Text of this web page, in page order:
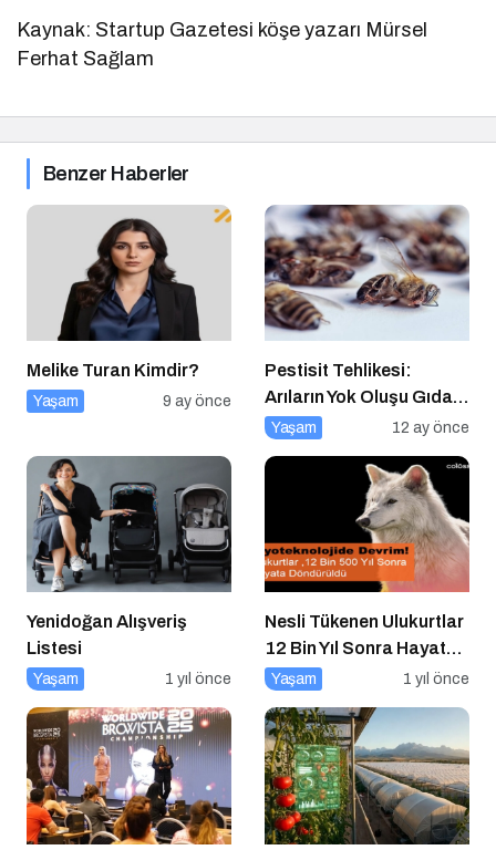
Kaynak: Startup Gazetesi köşe yazarı Mürsel
Ferhat Sağlam
Benzer Haberler
Melike Turan Kimdir?
Yaşam 9 ay önce
Pestisit Tehlikesi:
Arıların Yok Oluşu Gıda
Zincirini Çökertiyor!
Yaşam 12 ay önce
Yenidoğan Alışveriş
Listesi
Yaşam 1 yıl önce
Nesli Tükenen Ulukurtlar
12 Bin Yıl Sonra Hayata
Döndürüldü
Yaşam 1 yıl önce